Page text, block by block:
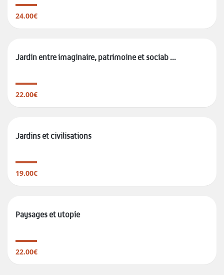
24.00€
Jardin entre imaginaire, patrimoine et sociab ...
22.00€
Jardins et civilisations
19.00€
Paysages et utopie
22.00€